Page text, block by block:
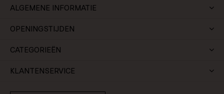
ALGEMENE INFORMATIE
OPENINGSTIJDEN
CATEGORIEËN
KLANTENSERVICE